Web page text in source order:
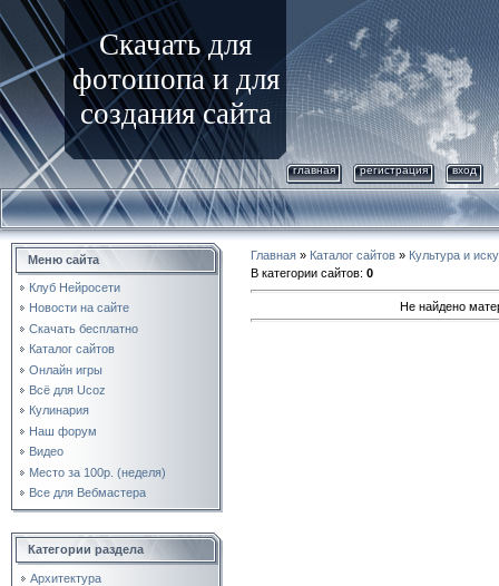
Скачать для
фотошопа и для
создания сайта
главная регистрация вход
Меню сайта
Клуб Нейросети
Новости на сайте
Скачать бесплатно
Каталог сайтов
Онлайн игры
Всё для Ucoz
Кулинария
Наш форум
Видео
Место за 100р. (неделя)
Все для Вебмастера
Категории раздела
Архитектура
Главная » Каталог сайтов » Культура и
В категории сайтов: 0
Не найдено